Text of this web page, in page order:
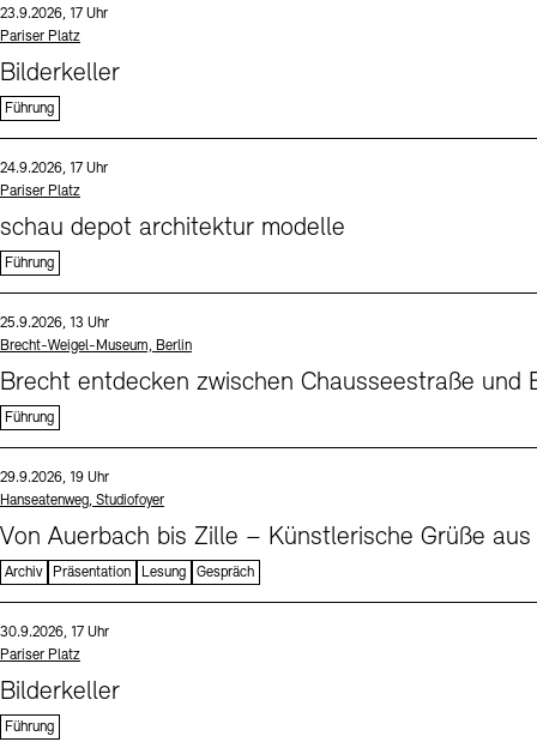
Datum und Uhrzeit:
23.9.2026, 17 Uhr
Standort
Pariser Platz
Bilderkeller
Führung
Datum und Uhrzeit:
24.9.2026, 17 Uhr
Standort
Pariser Platz
schau depot architektur modelle
Führung
Datum und Uhrzeit:
25.9.2026, 13 Uhr
Standort
Brecht-Weigel-Museum, Berlin
Brecht entdecken zwischen Chausseestraße und
Führung
Datum und Uhrzeit:
29.9.2026, 19 Uhr
Standort
Hanseatenweg, Studiofoyer
Von Auerbach bis Zille – Künstlerische Grüße aus
Archiv Präsentation Lesung Gespräch
Datum und Uhrzeit:
30.9.2026, 17 Uhr
Standort
Pariser Platz
Bilderkeller
Führung